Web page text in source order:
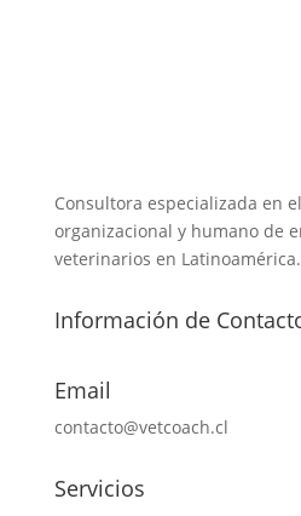
Consultora especializada en
organizacional y humano de
veterinarios en Latinoamérica.
Información de
Email
contacto@vetcoach.cl
Servicios